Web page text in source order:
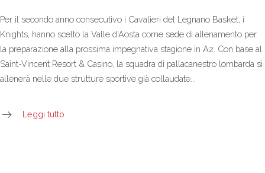
Per il secondo anno consecutivo i Cavalieri del Legnano Basket, i
Knights, hanno scelto la Valle d’Aosta come sede di allenamento per
la preparazione alla prossima impegnativa stagione in A2. Con base al
Saint-Vincent Resort & Casino, la squadra di pallacanestro lombarda si
allenerà nelle due strutture sportive già collaudate...
Leggi tutto